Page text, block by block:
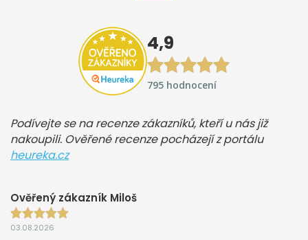
4,9
795 hodnocení
Podívejte se na recenze zákazníků, kteří u nás již
nakoupili. Ověřené recenze pocházejí z portálu
heureka.cz
Ověřený zákazník Miloš
03.08.2026